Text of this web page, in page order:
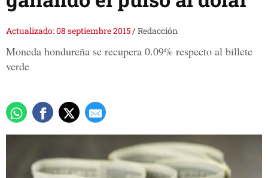
Actualizado: 08 septiembre 2015/Redacción
Moneda hondureña se recupera 0.09% respecto al billete
verde